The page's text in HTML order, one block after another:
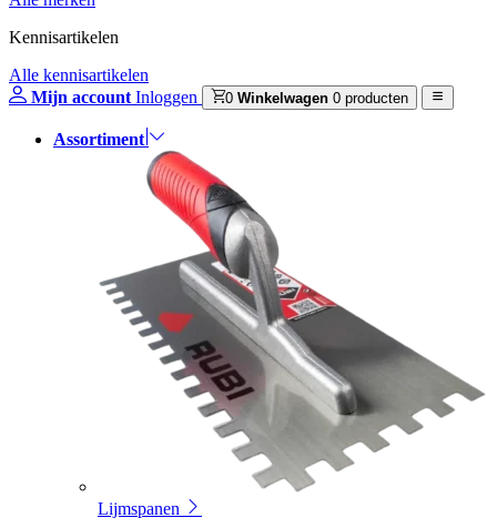
Kennisartikelen
Alle kennisartikelen
Mijn account Inloggen 0 Winkelwagen 0 producten
Assortiment
Lijmspanen